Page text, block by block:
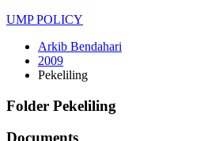
UMP POLICY
Arkib Bendahari
2009
Pekeliling
Folder Pekeliling